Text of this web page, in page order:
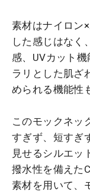
素材はナイロン
した感じはなく
感、UVカット
ラリとした肌ざ
められる機能性
このモックネッ
すぎず、短すぎ
見せるシルエッ
撥水性を備えた
素材を用いて、